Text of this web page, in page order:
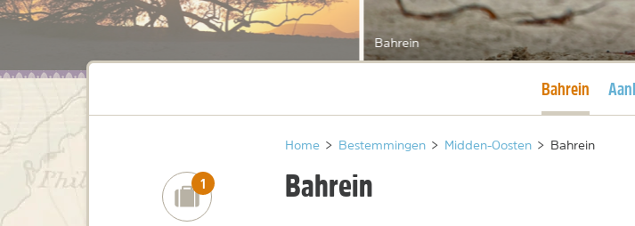
Bahrein
Huidige pagina
Bahrein
Home > Bestemmingen > Midden-Oosten > Bahrein
Bahrein
number_of_trips:
1